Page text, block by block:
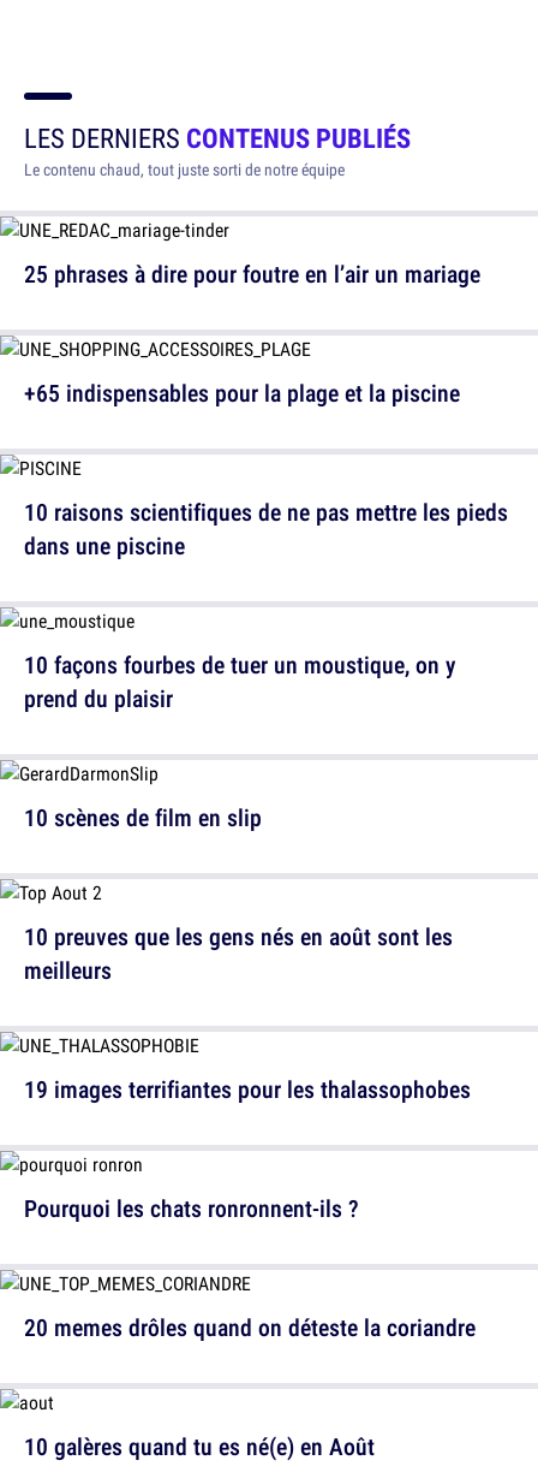
LES DERNIERS CONTENUS PUBLIÉS
Le contenu chaud, tout juste sorti de notre équipe
25 phrases à dire pour foutre en l’air un mariage
10 raisons scientifiques de ne pas mettre les pieds
dans une piscine
10 scènes de film en slip
19 images terrifiantes pour les thalassophobes
20 memes drôles quand on déteste la coriandre
+65 indispensables pour la plage et la piscine
10 façons fourbes de tuer un moustique, on y
prend du plaisir
10 preuves que les gens nés en août sont les
meilleurs
Pourquoi les chats ronronnent-ils ?
10 galères quand tu es né(e) en Août